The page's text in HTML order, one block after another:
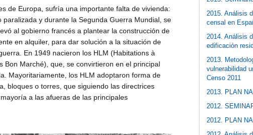
de Europa, sufría una importante falta de vivienda:
y durante la Segunda Guerra Mundial, se
al gobierno francés a plantear la construcción de
en alquiler, para dar solución a la situación de
En 1949 nacieron los HLM (Habitations à
Bon Marché), que, se convirtieron en el principal
Mayoritariamente, los HLM adoptaron forma de
bloques o torres, que siguiendo las directrices
a las afueras de las principales
2015. Análisis
censal en
2014. Análisis
edificación
2013.
vulnerabilidad
Censo 2011
2013. PLAN
2012.
2012. PLAN